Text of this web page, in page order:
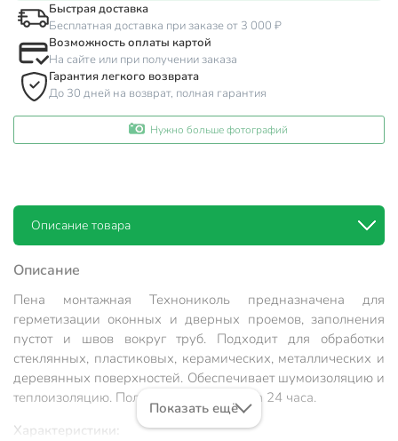
Быстрая доставка
Бесплатная доставка при заказе от 3 000 ₽
Возможность оплаты картой
На сайте или при получении заказа
Гарантия легкого возврата
До 30 дней на возврат, полная гарантия
Нужно больше фотографий
Описание товара
Описание
Пена монтажная Технониколь предназначена для
герметизации оконных и дверных проемов, заполнения
пустот и швов вокруг труб. Подходит для обработки
стеклянных, пластиковых, керамических, металлических и
деревянных поверхностей. Обеспечивает шумоизоляцию и
теплоизоляцию. Полностью высыхает за 24 часа.
Характеристики:
Показать ещё